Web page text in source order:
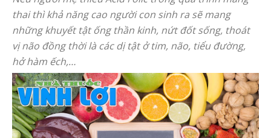
thai thì khả năng cao người con sinh ra sẽ mang
những khuyết tật ống thần kinh, nứt đốt sống, thoát
vị não đồng thời là các dị tật ở tim, não, tiểu đường,
hở hàm ếch,…